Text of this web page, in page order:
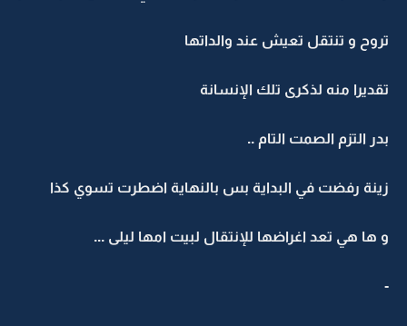
تروح و تنتقل تعيش عند والداتها
تقديرا منه لذكرى تلك الإنسانة
بدر التزم الصمت التام ..
زينة رفضت في البداية بس بالنهاية اضطرت تسوي كذا
و ها هي تعد اغراضها للإنتقال لبيت امها ليلى ...
-